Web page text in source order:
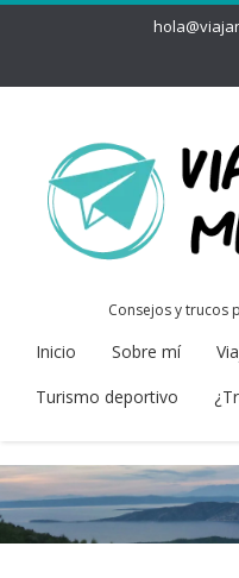
Consejos y trucos
Inicio Sobre mí
Turismo deportivo